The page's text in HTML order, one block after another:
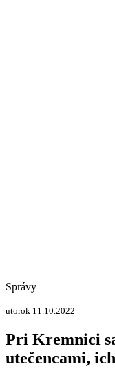
Správy
utorok 11.10.2022
Pri Kremnici
utečencami,